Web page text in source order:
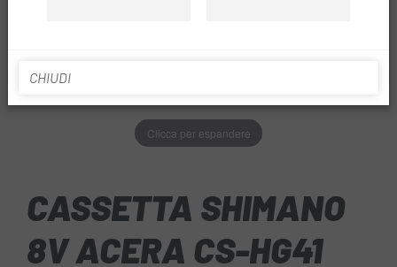
Clicca per espandere
CASSETTA SHIMANO
8V ACERA CS-HG41
CHIUDI